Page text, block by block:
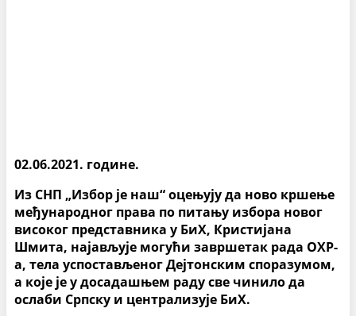
02.06.2021. године.
Из СНП „Избор је наш“ оцењују да ново кршење
међународног права по питању избора новог
високог представника у БиХ, Кристијана
Шмита, најављује могући завршетак рада ОХР-
а, тела успостављеног Дејтонским споразумом,
а које је у досадашњем раду све чинило да
ослаби Српску и централизује БиХ.